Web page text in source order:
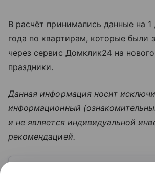
В расчёт принимались данные на 1
года по квартирам, которые были
через сервис Домклик24 на
праздники.
Данная информация носит
информационный
и не является индивидуальной
рекомендацией.